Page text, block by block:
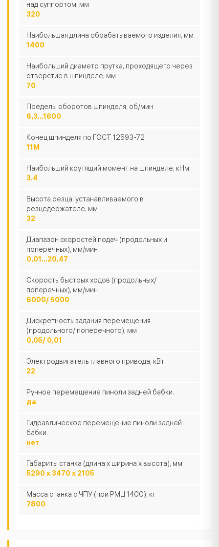
над суппортом, мм
320
Наибольшая длина обрабатываемого изделия, мм
1400
Наибольший диаметр прутка, проходящего через
отверстие в шпинделе, мм
70
Пределы оборотов шпинделя, об/мин
6,3...1600
Конец шпинделя по ГОСТ 12593-72
11М
Наибольший крутящий момент на шпинделе, кНм
3.4
Высота резца, устанавливаемого в
резцедержателе, мм
32
Диапазон скоростей подач (продольных и
поперечных), мм/мин
0,01…20,47
Скорость быстрых ходов (продольных/
поперечных), мм/мин
6000/ 5000
Дискретность задания перемещения
(продольного/ поперечного), мм
0,05/ 0,01
Электродвигатель главного привода, кВт
22
Ручное перемещение пиноли задней бабки.
да
Гидравлическое перемещение пиноли задней
бабки.
нет
Габариты станка (длина х ширина х высота), мм
5290 х 3470 х 2105
Масса станка с ЧПУ (при РМЦ 1400), кг
7800